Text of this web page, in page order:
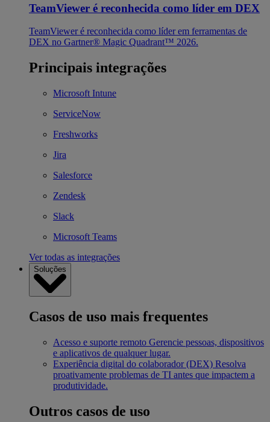
TeamViewer é reconhecida como líder em DEX
TeamViewer é reconhecida como líder em ferramentas de
DEX no Gartner® Magic Quadrant™ 2026.
Principais integrações
Microsoft Intune
ServiceNow
Freshworks
Jira
Salesforce
Zendesk
Slack
Microsoft Teams
Ver todas as integrações
Soluções
Casos de uso mais frequentes
Acesso e suporte remoto Gerencie pessoas, dispositivos
e aplicativos de qualquer lugar.
Experiência digital do colaborador (DEX) Resolva
proativamente problemas de TI antes que impactem a
produtividade.
Outros casos de uso